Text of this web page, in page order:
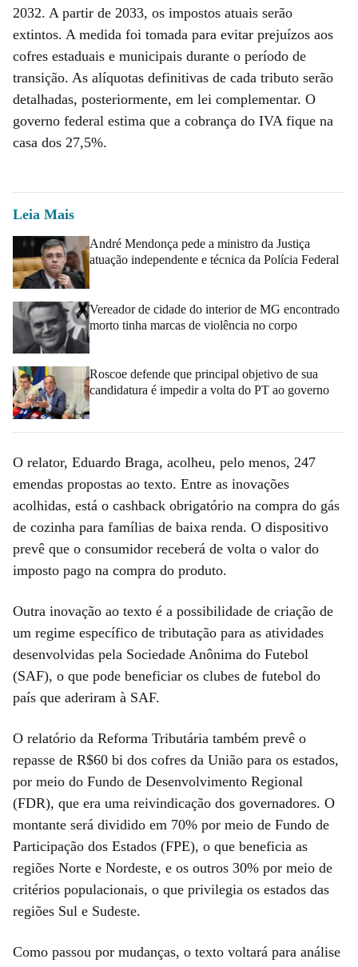
2032. A partir de 2033, os impostos atuais serão
extintos. A medida foi tomada para evitar prejuízos aos
cofres estaduais e municipais durante o período de
transição. As alíquotas definitivas de cada tributo serão
detalhadas, posteriormente, em lei complementar. O
governo federal estima que a cobrança do IVA fique na
casa dos 27,5%.
Leia Mais
André Mendonça pede a ministro da Justiça
atuação independente e técnica da Polícia Federal
Vereador de cidade do interior de MG encontrado
morto tinha marcas de violência no corpo
Roscoe defende que principal objetivo de sua
candidatura é impedir a volta do PT ao governo
O relator, Eduardo Braga, acolheu, pelo menos, 247
emendas propostas ao texto. Entre as inovações
acolhidas, está o cashback obrigatório na compra do gás
de cozinha para famílias de baixa renda. O dispositivo
prevê que o consumidor receberá de volta o valor do
imposto pago na compra do produto.
Outra inovação ao texto é a possibilidade de criação de
um regime específico de tributação para as atividades
desenvolvidas pela Sociedade Anônima do Futebol
(SAF), o que pode beneficiar os clubes de futebol do
país que aderiram à SAF.
O relatório da Reforma Tributária também prevê o
repasse de R$60 bi dos cofres da União para os estados,
por meio do Fundo de Desenvolvimento Regional
(FDR), que era uma reivindicação dos governadores. O
montante será dividido em 70% por meio de Fundo de
Participação dos Estados (FPE), o que beneficia as
regiões Norte e Nordeste, e os outros 30% por meio de
critérios populacionais, o que privilegia os estados das
regiões Sul e Sudeste.
Como passou por mudanças, o texto voltará para análise